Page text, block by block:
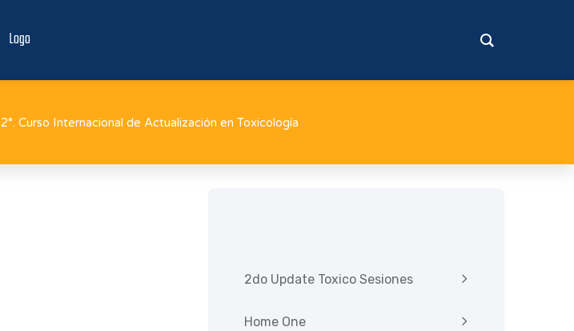
Logo
2°. Curso Internacional de Actualización en Toxicología
2do Update Toxico Sesiones
Home One